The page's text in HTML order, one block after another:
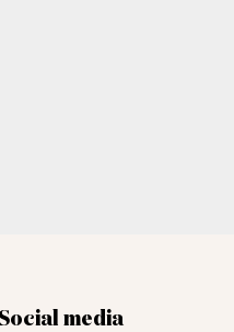
Social media